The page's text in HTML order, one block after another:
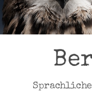
Sprachliche